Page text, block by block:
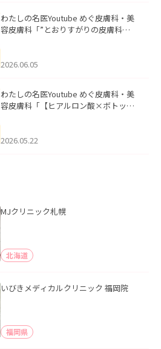
わたしの名医Youtube めぐ皮膚科・美
容皮膚科「”とおりすがりの皮膚科
2026.06.05
わたしの名医Youtube めぐ皮膚科・美
容皮膚科「【ヒアルロン酸×ボトック
た。
2026.05.22
MJクリニック札幌
北海道
いびきメディカルクリニック 福岡院
福岡県